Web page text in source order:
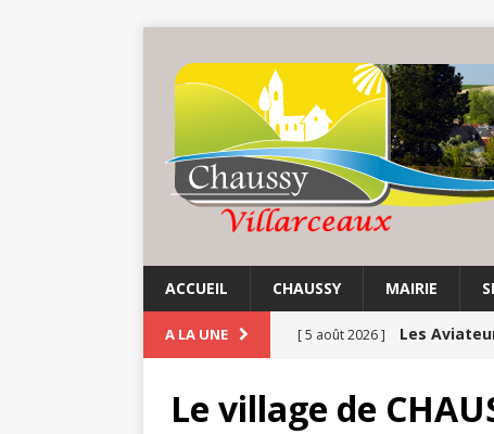
ACCUEIL CHAUSSY MAIRIE
A LA UNE [ 5 août 2026 ] Les
CULTURE
Le village de